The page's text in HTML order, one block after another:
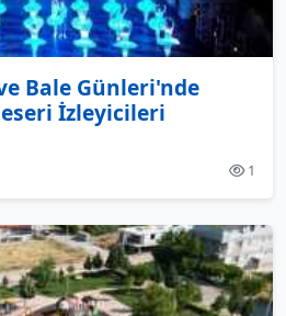
Bale Günleri'nde
İzleyicileri
1